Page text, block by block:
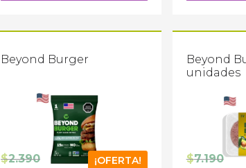
Beyond Burger
¡OFERTA!
$2.390
Beyond
unidades
$7.190